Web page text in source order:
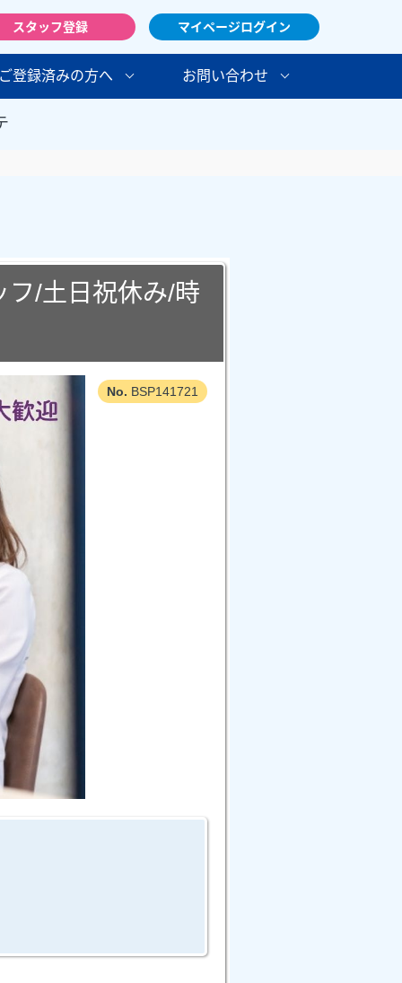
スタッフ登録 マイページログイン
登録済みの方へ お問い合わせ
/土日祝休み/時
BSP141721